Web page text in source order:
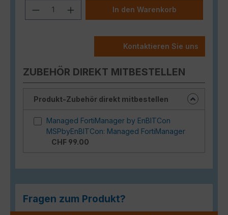
Produkt Anzahl: Gib den
In den Warenkorb
Kontaktieren Sie uns
ZUBEHÖR DIREKT MITBESTELLEN
Produkt-Zubehör direkt mitbestellen
Managed FortiManager by EnBITCon
MSPbyEnBITCon: Managed FortiManager
CHF 99.00
Fragen zum Produkt?